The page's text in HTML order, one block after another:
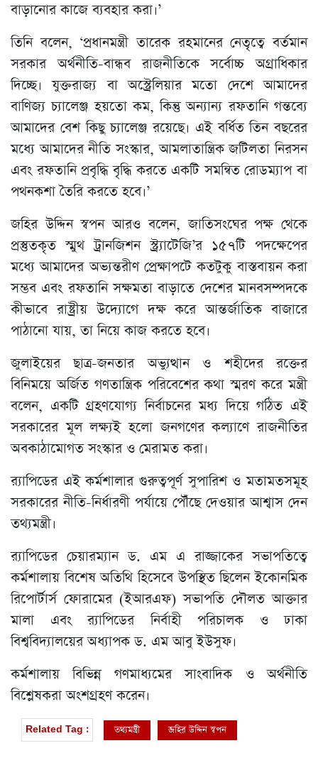
বাড়ানোর কাজে ব্যবহার করা।’
তিনি বলেন, ‘প্রধানমন্ত্রী তারেক রহমানের নেতৃত্বে বর্তমান
সরকার অর্থনীতি-বান্ধব রাজনীতিকে সর্বোচ্চ অগ্রাধিকার
দিচ্ছে। যুক্তরাজ্য বা অস্ট্রেলিয়ার মতো দেশে আমাদের
বাণিজ্য চ্যালেঞ্জ হয়তো কম, কিন্তু অন্যান্য রফতানি গন্তব্যে
আমাদের বেশ কিছু চ্যালেঞ্জ রয়েছে। এই বর্ধিত তিন বছরের
মধ্যে আমাদের নীতি সংস্কার, আমলাতান্ত্রিক জটিলতা নিরসন
এবং রফতানি প্রবৃদ্ধি বৃদ্ধি করতে একটি সমন্বিত রোডম্যাপ বা
পথনকশা তৈরি করতে হবে।’
জহির উদ্দিন স্বপন আরও বলেন, জাতিসংঘের পক্ষ থেকে
প্রস্তুতকৃত স্মুথ ট্রানজিশন স্ট্র্যাটেজি’র ১৫৭টি পদক্ষেপের
মধ্যে আমাদের অভ্যন্তরীণ প্রেক্ষাপটে কতটুকু বাস্তবায়ন করা
সম্ভব এবং রফতানি সক্ষমতা বাড়াতে দেশের মানবসম্পদকে
কীভাবে রাষ্ট্রীয় উদ্যোগে দক্ষ করে আন্তর্জাতিক বাজারে
পাঠানো যায়, তা নিয়ে কাজ করতে হবে।
জুলাইয়ের ছাত্র-জনতার অভ্যুত্থান ও শহীদের রক্তের
বিনিময়ে অর্জিত গণতান্ত্রিক পরিবেশের কথা স্মরণ করে মন্ত্রী
বলেন, একটি গ্রহণযোগ্য নির্বাচনের মধ্য দিয়ে গঠিত এই
সরকারের মূল লক্ষ্যই হলো জনগণের কল্যাণে রাজনীতির
অবকাঠামোগত সংস্কার ও মেরামত করা।
র‌্যাপিডের এই কর্মশালার গুরুত্বপূর্ণ সুপারিশ ও মতামতসমূহ
সরকারের নীতি-নির্ধারণী পর্যায়ে পৌঁছে দেওয়ার আশ্বাস দেন
তথ্যমন্ত্রী।
র‌্যাপিডের চেয়ারম্যান ড. এম এ রাজ্জাকের সভাপতিত্বে
কর্মশালায় বিশেষ অতিথি হিসেবে উপস্থিত ছিলেন ইকোনমিক
রিপোর্টার্স ফোরামের (ইআরএফ) সভাপতি দৌলত আক্তার
মালা এবং র‌্যাপিডের নির্বাহী পরিচালক ও ঢাকা
বিশ্ববিদ্যালয়ের অধ্যাপক ড. এম আবু ইউসুফ।
কর্মশালায় বিভিন্ন গণমাধ্যমের সাংবাদিক ও অর্থনীতি
বিশ্লেষকরা অংশগ্রহণ করেন।
Related Tag : তথ্যমন্ত্রী জহির উদ্দিন স্বপন